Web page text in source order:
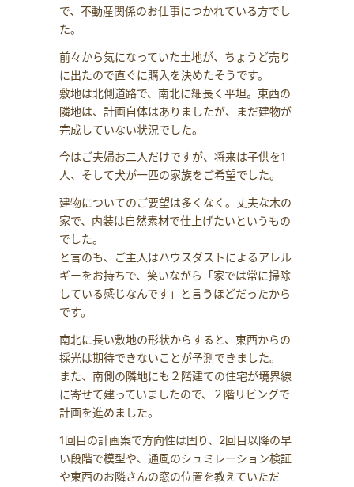
で、不動産関係のお仕事につかれている方でし
た。
前々から気になっていた土地が、ちょうど売り
に出たので直ぐに購入を決めたそうです。
敷地は北側道路で、南北に細長く平坦。東西の
隣地は、計画自体はありましたが、まだ建物が
完成していない状況でした。
今はご夫婦お二人だけですが、将来は子供を1
人、そして犬が一匹の家族をご希望でした。
建物についてのご要望は多くなく。丈夫な木の
家で、内装は自然素材で仕上げたいというもの
でした。
と言のも、ご主人はハウスダストによるアレル
ギーをお持ちで、笑いながら「家では常に掃除
している感じなんです」と言うほどだったから
です。
南北に長い敷地の形状からすると、東西からの
採光は期待できないことが予測できました。
また、南側の隣地にも２階建ての住宅が境界線
に寄せて建っていましたので、２階リビングで
計画を進めました。
1回目の計画案で方向性は固り、2回目以降の早
い段階で模型や、通風のシュミレーション検証
や東西のお隣さんの窓の位置を教えていただ